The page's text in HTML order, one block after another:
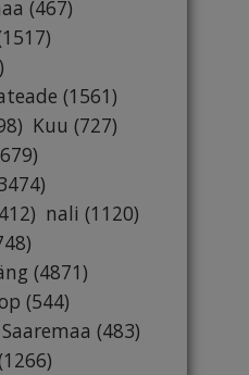
(467)
(1561)
Kuu (727)
nali (1120)
(4871)
(544)
Saaremaa (483)